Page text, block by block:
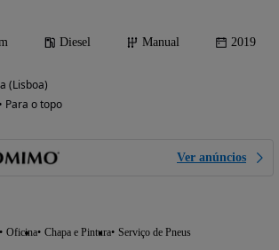
Diesel Manual 2019
(Lisboa)
Para o topo
Ver anúncios
Oficina Chapa e Pintura Serviço de Pneus